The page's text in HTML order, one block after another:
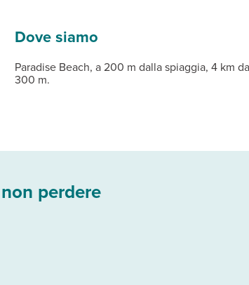
Dove siamo
Paradise Beach, a 200 m dalla spiaggia, 4 km
300 m.
a pagamento (teli mare disponibili su
con servizi privati, asciugacapelli, aria
(teli mare disponibili su cauzione) e parcheggio.
perdere